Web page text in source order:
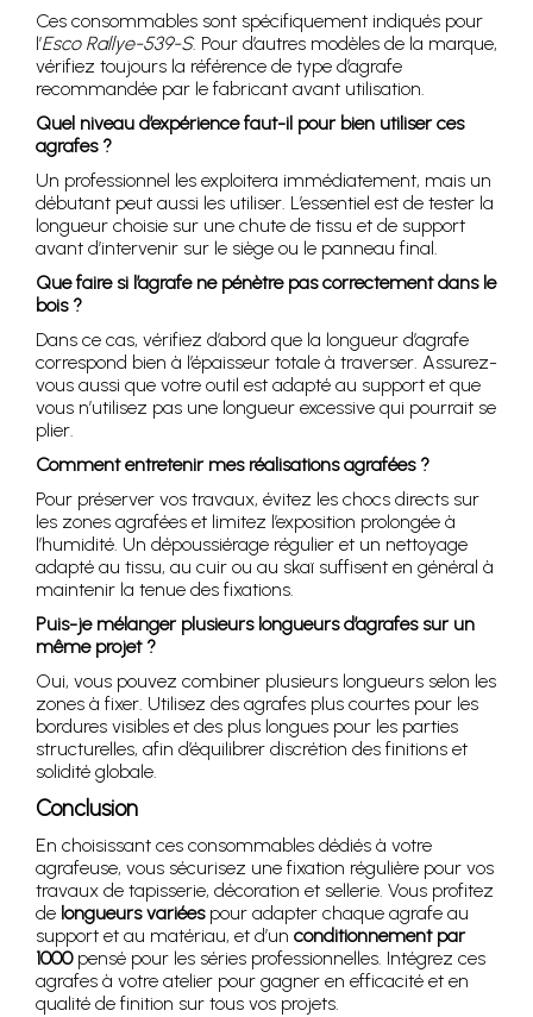
Ces consommables sont spécifiquement indiqués pour
l’Esco Rallye-539-S. Pour d’autres modèles de la marque,
vérifiez toujours la référence de type d’agrafe
recommandée par le fabricant avant utilisation.
Quel niveau d’expérience faut-il pour bien utiliser ces
agrafes ?
Un professionnel les exploitera immédiatement, mais un
débutant peut aussi les utiliser. L’essentiel est de tester la
longueur choisie sur une chute de tissu et de support
avant d’intervenir sur le siège ou le panneau final.
Que faire si l’agrafe ne pénètre pas correctement dans le
bois ?
Dans ce cas, vérifiez d’abord que la longueur d’agrafe
correspond bien à l’épaisseur totale à traverser. Assurez-
vous aussi que votre outil est adapté au support et que
vous n’utilisez pas une longueur excessive qui pourrait se
plier.
Comment entretenir mes réalisations agrafées ?
Pour préserver vos travaux, évitez les chocs directs sur
les zones agrafées et limitez l’exposition prolongée à
l’humidité. Un dépoussiérage régulier et un nettoyage
adapté au tissu, au cuir ou au skaï suffisent en général à
maintenir la tenue des fixations.
Puis-je mélanger plusieurs longueurs d’agrafes sur un
même projet ?
Oui, vous pouvez combiner plusieurs longueurs selon les
zones à fixer. Utilisez des agrafes plus courtes pour les
bordures visibles et des plus longues pour les parties
structurelles, afin d’équilibrer discrétion des finitions et
solidité globale.
Conclusion
En choisissant ces consommables dédiés à votre
agrafeuse, vous sécurisez une fixation régulière pour vos
travaux de tapisserie, décoration et sellerie. Vous profitez
de longueurs variéespour adapter chaque agrafe au
support et au matériau, et d’un conditionnement par
1000pensé pour les séries professionnelles. Intégrez ces
agrafes à votre atelier pour gagner en efficacité et en
qualité de finition sur tous vos projets.